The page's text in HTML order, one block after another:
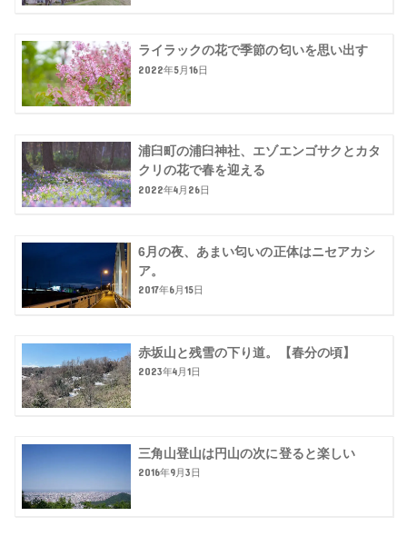
ライラックの花で季節の匂いを思い出す
2022年5月16日
浦臼町の浦臼神社、エゾエンゴサクとカタ
クリの花で春を迎える
2022年4月26日
6月の夜、あまい匂いの正体はニセアカシ
ア。
2017年6月15日
赤坂山と残雪の下り道。【春分の頃】
2023年4月1日
三角山登山は円山の次に登ると楽しい
2016年9月3日